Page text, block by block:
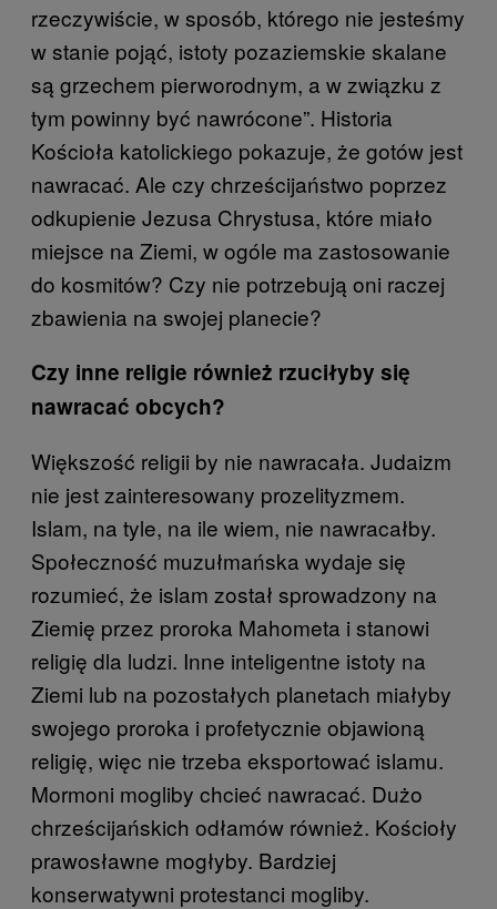
rzeczywiście, w sposób, którego nie jesteśmy
w stanie pojąć, istoty pozaziemskie skalane
są grzechem pierworodnym, a w związku z
tym powinny być nawrócone”. Historia
Kościoła katolickiego pokazuje, że gotów jest
nawracać. Ale czy chrześcijaństwo poprzez
odkupienie Jezusa Chrystusa, które miało
miejsce na Ziemi, w ogóle ma zastosowanie
do kosmitów? Czy nie potrzebują oni raczej
zbawienia na swojej planecie?
Czy inne religie również rzuciłyby się
nawracać obcych?
Większość religii by nie nawracała. Judaizm
nie jest zainteresowany prozelityzmem.
Islam, na tyle, na ile wiem, nie nawracałby.
Społeczność muzułmańska wydaje się
rozumieć, że islam został sprowadzony na
Ziemię przez proroka Mahometa i stanowi
religię dla ludzi. Inne inteligentne istoty na
Ziemi lub na pozostałych planetach miałyby
swojego proroka i profetycznie objawioną
religię, więc nie trzeba eksportować islamu.
Mormoni mogliby chcieć nawracać. Dużo
chrześcijańskich odłamów również. Kościoły
prawosławne mogłyby. Bardziej
konserwatywni protestanci mogliby.